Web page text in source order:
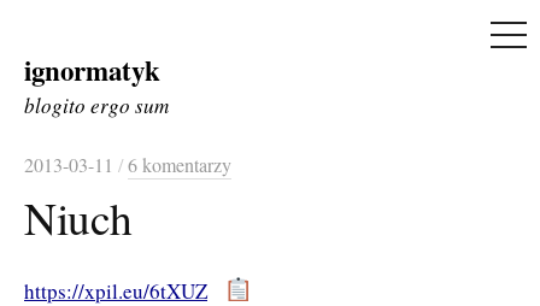
Skip
to
ignormatyk
blogito ergo sum
2013-03-11 /6 komentarzy
Niuch
https://xpil.eu/6tXUZ